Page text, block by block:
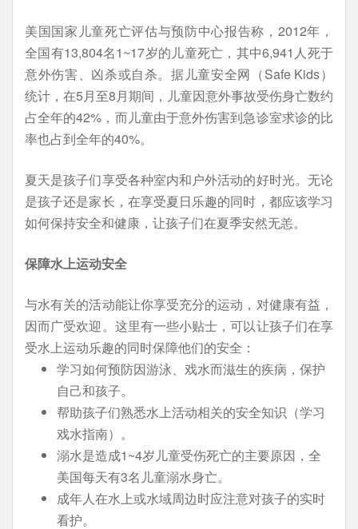
美国国家儿童死亡评估与预防中心报告称，2012年，
全国有13,804名1~17岁的儿童死亡，其中6,941人死于
意外伤害、凶杀或自杀。据儿童安全网（Safe Kids）
统计，在5月至8月期间，儿童因意外事故受伤身亡数约
占全年的42%，而儿童由于意外伤害到急诊室求诊的比
率也占到全年的40%。
夏天是孩子们享受各种室内和户外活动的好时光。无论
是孩子还是家长，在享受夏日乐趣的同时，都应该学习
如何保持安全和健康，让孩子们在夏季安然无恙。
保障水上运动安全
与水有关的活动能让你享受充分的运动，对健康有益，
因而广受欢迎。这里有一些小贴士，可以让孩子们在享
受水上运动乐趣的同时保障他们的安全：
学习如何预防因游泳、戏水而滋生的疾病，保护
自己和孩子。
帮助孩子们熟悉水上活动相关的安全知识（学习
戏水指南）。
溺水是造成1~4岁儿童受伤死亡的主要原因，全
美国每天有3名儿童溺水身亡。
成年人在水上或水域周边时应注意对孩子的实时
看护。